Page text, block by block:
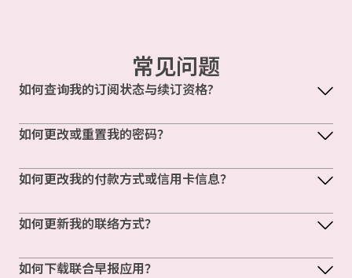
常见问题
如何查询我的订阅状态与续订资格?
如何更改或重置我的密码？
如何更改我的付款方式或信用卡信息？
如何更新我的联络方式？
如何下载联合早报应用？